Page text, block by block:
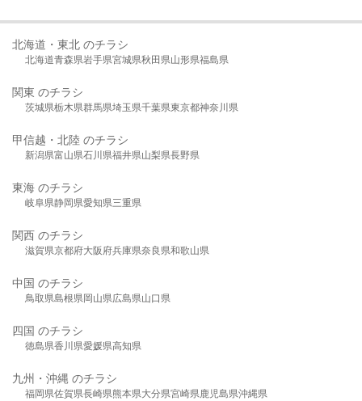
北海道・東北 のチラシ
北海道青森県岩手県宮城県秋田県山形県福島県
関東 のチラシ
茨城県栃木県群馬県埼玉県千葉県東京都神奈川県
甲信越・北陸 のチラシ
新潟県富山県石川県福井県山梨県長野県
東海 のチラシ
岐阜県静岡県愛知県三重県
関西 のチラシ
滋賀県京都府大阪府兵庫県奈良県和歌山県
中国 のチラシ
鳥取県島根県岡山県広島県山口県
四国 のチラシ
徳島県香川県愛媛県高知県
九州・沖縄 のチラシ
福岡県佐賀県長崎県熊本県大分県宮崎県鹿児島県沖縄県